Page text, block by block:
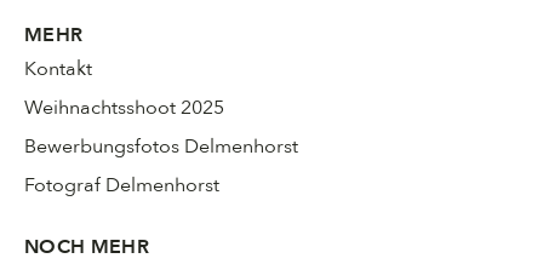
MEHR
Kontakt
Weihnachtsshoot 2025
Bewerbungsfotos Delmenhorst
Fotograf Delmenhorst
NOCH MEHR